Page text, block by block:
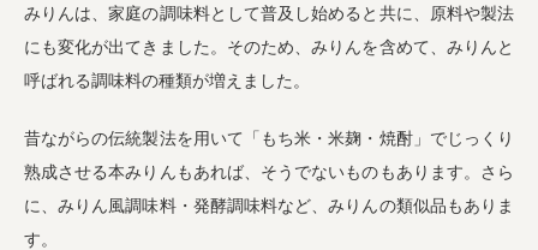
みりんは、家庭の調味料として普及し始めると共に、原料や製法
にも変化が出てきました。そのため、みりんを含めて、みりんと
呼ばれる調味料の種類が増えました。
昔ながらの伝統製法を用いて「もち米・米麹・焼酎」でじっくり
熟成させる本みりんもあれば、そうでないものもあります。さら
に、みりん風調味料・発酵調味料など、みりんの類似品もありま
す。